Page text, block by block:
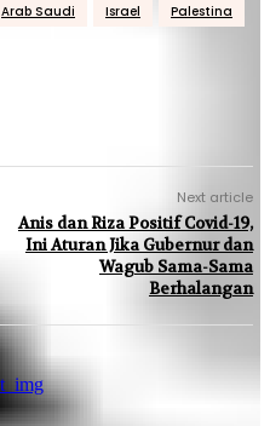
Arab Saudi Israel Palestina
Next article
Anis dan Riza Positif Covid-19,
Ini Aturan Jika Gubernur dan
Wagub Sama-Sama
Berhalangan